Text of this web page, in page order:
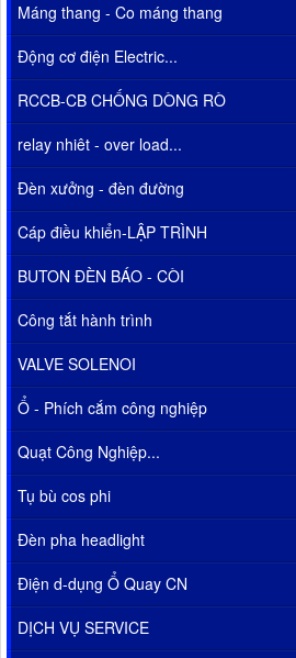
Máng thang - Co máng thang
Động cơ điện Electric...
RCCB-CB CHỐNG DÒNG RÒ
relay nhiêt - over load...
Đèn xưởng - đèn đường
Cáp điều khiển-LẬP TRÌNH
BUTON ĐÈN BÁO - CÒI
Công tắt hành trình
VALVE SOLENOI
Ổ - Phích cắm công nghiệp
Quạt Công Nghiệp...
Tụ bù cos phi
Đèn pha headlight
Điện d-dụng Ổ Quay CN
DỊCH VỤ SERVICE